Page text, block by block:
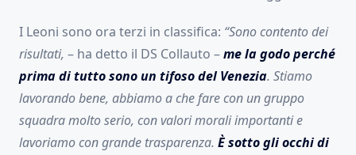
I Leoni sono ora terzi in classifica: “Sono contento dei
risultati, – ha detto il DS Collauto –me la godo perché
prima di tutto sono un tifoso del Venezia. Stiamo
lavorando bene, abbiamo a che fare con un gruppo
squadra molto serio, con valori morali importanti e
lavoriamo con grande trasparenza. È sotto gli occhi di